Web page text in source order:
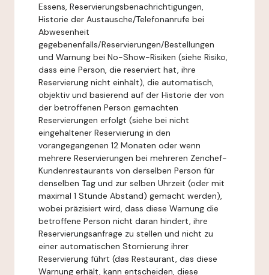
Essens, Reservierungsbenachrichtigungen,
Historie der Austausche/Telefonanrufe bei
Abwesenheit
gegebenenfalls/Reservierungen/Bestellungen
und Warnung bei No-Show-Risiken (siehe Risiko,
dass eine Person, die reserviert hat, ihre
Reservierung nicht einhält), die automatisch,
objektiv und basierend auf der Historie der von
der betroffenen Person gemachten
Reservierungen erfolgt (siehe bei nicht
eingehaltener Reservierung in den
vorangegangenen 12 Monaten oder wenn
mehrere Reservierungen bei mehreren Zenchef-
Kundenrestaurants von derselben Person für
denselben Tag und zur selben Uhrzeit (oder mit
maximal 1 Stunde Abstand) gemacht werden),
wobei präzisiert wird, dass diese Warnung die
betroffene Person nicht daran hindert, ihre
Reservierungsanfrage zu stellen und nicht zu
einer automatischen Stornierung ihrer
Reservierung führt (das Restaurant, das diese
Warnung erhält, kann entscheiden, diese